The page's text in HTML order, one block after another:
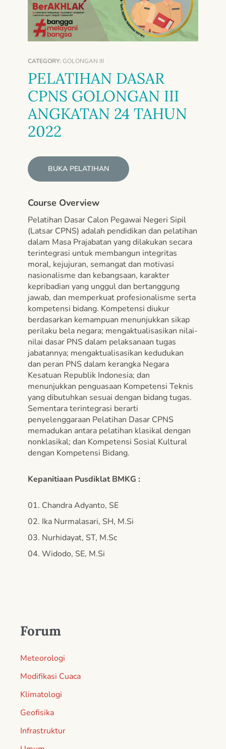
CATEGORY: GOLONGAN III
PELATIHAN DASAR
CPNS GOLONGAN III
ANGKATAN 24 TAHUN
2022
BUKA PELATIHAN
Course Overview
Pelatihan Dasar Calon Pegawai Negeri Sipil
(Latsar CPNS) adalah pendidikan dan pelatihan
dalam Masa Prajabatan yang dilakukan secara
terintegrasi untuk membangun integritas
moral, kejujuran, semangat dan motivasi
nasionalisme dan kebangsaan, karakter
kepribadian yang unggul dan bertanggung
jawab, dan memperkuat profesionalisme serta
kompetensi bidang. Kompetensi diukur
berdasarkan kemampuan menunjukkan sikap
perilaku bela negara; mengaktualisasikan nilai-
nilai dasar PNS dalam pelaksanaan tugas
jabatannya; mengaktualisasikan kedudukan
dan peran PNS dalam kerangka Negara
Kesatuan Republik Indonesia; dan
menunjukkan penguasaan Kompetensi Teknis
yang dibutuhkan sesuai dengan bidang tugas.
Sementara terintegrasi berarti
penyelenggaraan Pelatihan Dasar CPNS
memadukan antara pelatihan klasikal dengan
nonklasikal; dan Kompetensi Sosial Kultural
dengan Kompetensi Bidang.
Kepanitiaan Pusdiklat BMKG :
Chandra Adyanto, SE
Ika Nurmalasari, SH, M.Si
Nurhidayat, ST, M.Sc
Widodo, SE, M.Si
Forum
Meteorologi
Modifikasi Cuaca
Klimatologi
Geofisika
Infrastruktur